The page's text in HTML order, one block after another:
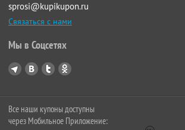
sprosi@kupikupon.ru
Связаться с нами
Мы в Соцсетях
Все наши купоны доступны
через Мобильное Приложение: